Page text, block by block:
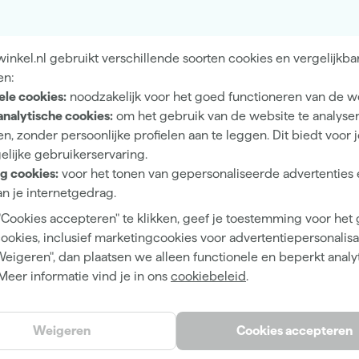
gebruikt verschillende soorten cookies en
cookies: noodzakelijk voor het goed functioneren van de
cookies: om het gebruik van de website te
zonder persoonlijke profielen aan te leggen. Dit biedt voor
gebruikerservaring.
cookies: voor het tonen van gepersonaliseerde advertenties
je internetgedrag.
accepteren" te klikken, geef je toestemming voor het
inclusief marketingcookies voor
dan plaatsen we alleen functionele en beperkt
informatie vind je in ons cookiebeleid.
Cookies accepteren
Weigeren
vast op diverse Makita schuurmachines zoals
en DBO484Z door het handige Velcro-systeem en
met korrelgrootte 60 is speciaal
maar je gebruikt het ook probleemloos op
je prettig en veelzijdig met één set schuurvellen.
Vlakschuurmachine
Metaal
Extra Grof